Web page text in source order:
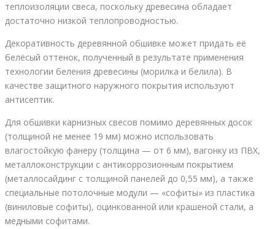
теплоизоляции свеса, поскольку древесина обладает
достаточно низкой теплопроводностью.
Декоративность деревянной обшивке может придать её
белёсый оттенок, полученный в результате применения
технологии беления древесины (морилка и белила). В
качестве защитного наружного покрытия используют
антисептик.
Для обшивки карнизных свесов помимо деревянных досок
(толщиной не менее 19 мм) можно использовать
влагостойкую фанеру (толщина — от 6 мм), вагонку из ПВХ,
металлоконструкции с антикоррозионным покрытием
(металлосайдинг с толщиной панелей до 0,55 мм), а также
специальные потолочные модули — «софиты» из пластика
(виниловые софиты), оцинкованной или крашеной стали, а
медными софитами.